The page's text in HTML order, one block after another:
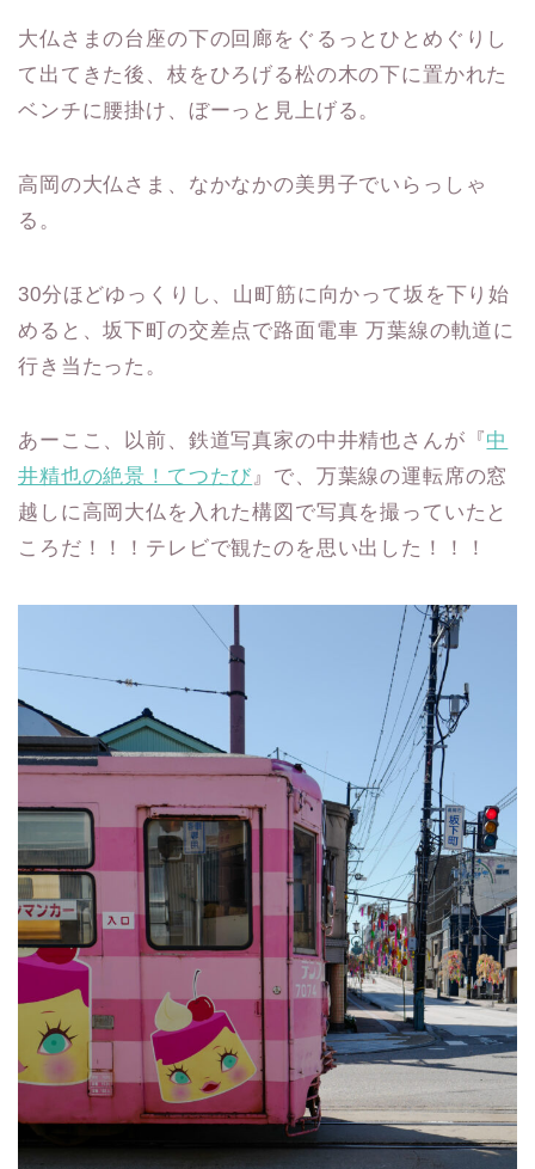
大仏さまの台座の下の回廊をぐるっとひとめぐりし
て出てきた後、枝をひろげる松の木の下に置かれた
ベンチに腰掛け、ぼーっと見上げる。
高岡の大仏さま、なかなかの美男子でいらっしゃ
る。
30分ほどゆっくりし、山町筋に向かって坂を下り始
めると、坂下町の交差点で路面電車 万葉線の軌道に
行き当たった。
あーここ、以前、鉄道写真家の中井精也さんが『中
井精也の絶景！てつたび』で、万葉線の運転席の窓
越しに高岡大仏を入れた構図で写真を撮っていたと
ころだ！！！テレビで観たのを思い出した！！！